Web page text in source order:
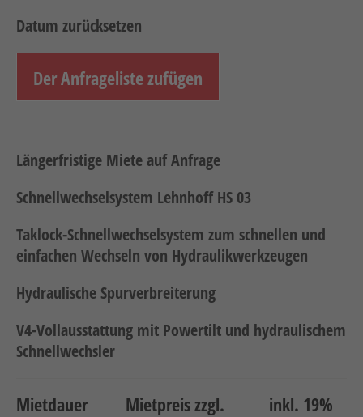
Oberflächenbearbeitung
Schrauben, Bohren
Wassertechnik
Reinigung
Hebetechnik
Messtechnik
Sonstiges
Datum zurücksetzen
Der Anfrageliste zufügen
Längerfristige Miete auf Anfrage
Schnellwechselsystem Lehnhoff HS 03
Taklock-Schnellwechselsystem zum schnellen und
einfachen Wechseln von Hydraulikwerkzeugen
Hydraulische Spurverbreiterung
V4-Vollausstattung mit Powertilt und hydraulischem
Schnellwechsler
Mietdauer
Mietpreis zzgl.
inkl. 19%